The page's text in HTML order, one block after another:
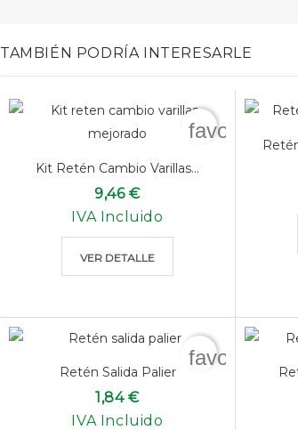
TAMBIÉN PODRÍA INTERESARLE
Kit Retén Cambio Varillas...
9,46 €
IVA Incluido
VER DETALLE
Retén Salida Palier
1,84 €
IVA Incluido